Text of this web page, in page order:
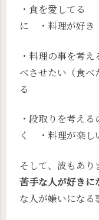
・食を愛してる
に ・料理が好き
・料理の事を考
べさせたい（食
る
・段取りを考え
く ・料理が楽
そして、波もあり
苦手な人が好きに
な人が嫌いになる